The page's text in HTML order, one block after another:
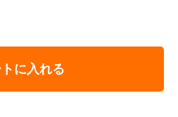
に入れる